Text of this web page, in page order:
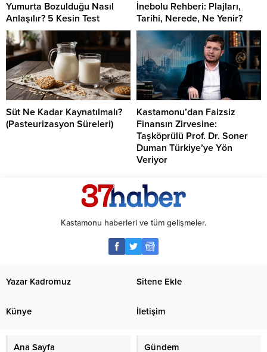
Yumurta Bozulduğu Nasıl
Anlaşılır? 5 Kesin Test
İnebolu Rehberi: Plajları,
Tarihi, Nerede, Ne Yenir?
Süt Ne Kadar Kaynatılmalı?
(Pasteurizasyon Süreleri)
Kastamonu’dan Faizsiz
Finansın Zirvesine:
Taşköprülü Prof. Dr. Soner
Duman Türkiye’ye Yön
Veriyor
Kastamonu haberleri ve tüm gelişmeler.
Yazar Kadromuz Sitene Ekle
Künye İletişim
Ana Sayfa Gündem